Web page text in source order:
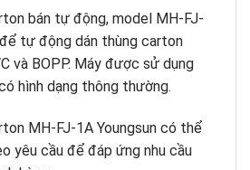
bán tự động, model MH-FJ-
tự động dán thùng carton
và BOPP. Máy được sử dụng
hình dạng thông thường.
MH-FJ-1A Youngsun có thể
yêu cầu để đáp ứng nhu cầu